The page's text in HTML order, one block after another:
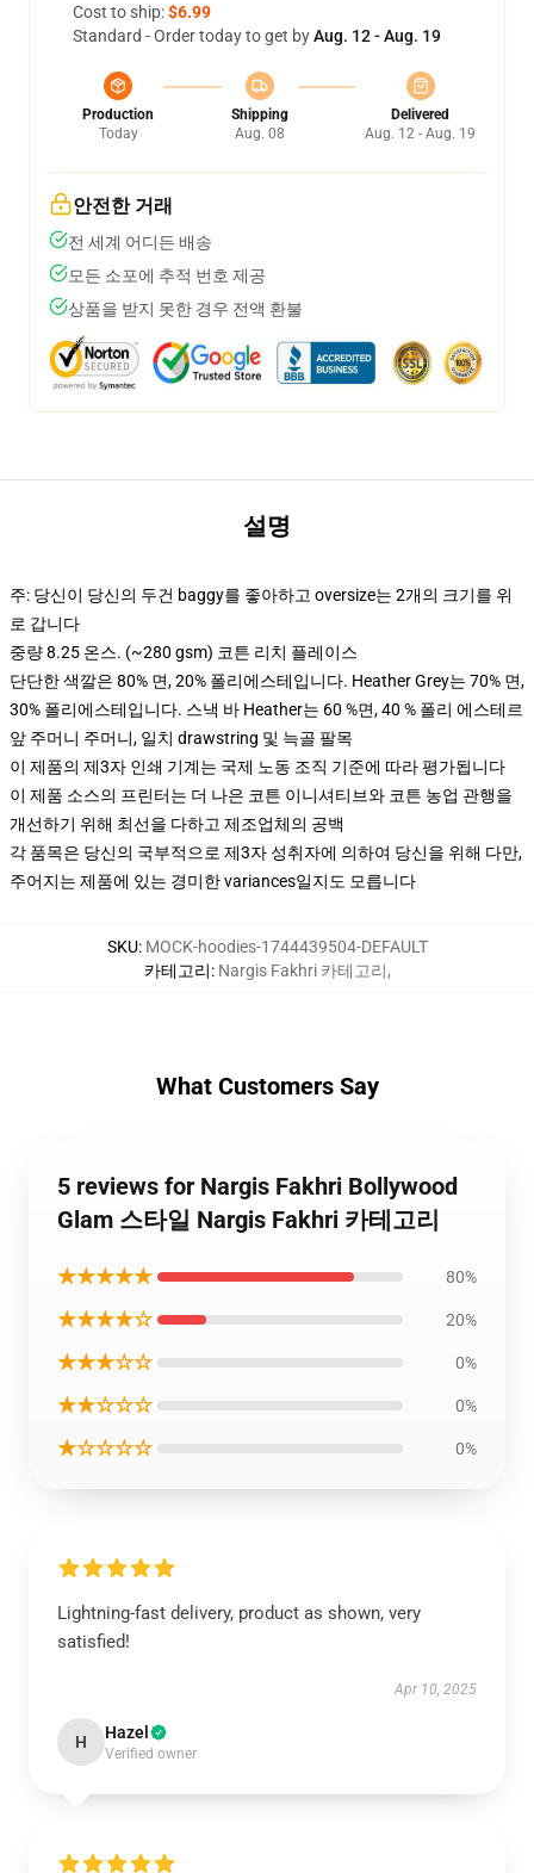
Cost to ship:$6.99
Standard - Order today to get byAug. 12 - Aug. 19
Production
Today
Shipping
Aug. 08
Delivered
Aug. 12 - Aug. 19
안전한 거래
전 세계 어디든 배송
모든 소포에 추적 번호 제공
상품을 받지 못한 경우 전액 환불
설명
주: 당신이 당신의 두건 baggy를 좋아하고 oversize는 2개의 크기를 위
로 갑니다
중량 8.25 온스. (~280 gsm) 코튼 리치 플레이스
단단한 색깔은 80% 면, 20% 폴리에스테입니다. Heather Grey는 70% 면,
30% 폴리에스테입니다. 스낵 바 Heather는 60 %면, 40 % 폴리 에스테르
앞 주머니 주머니, 일치 drawstring 및 늑골 팔목
이 제품의 제3자 인쇄 기계는 국제 노동 조직 기준에 따라 평가됩니다
이 제품 소스의 프린터는 더 나은 코튼 이니셔티브와 코튼 농업 관행을
개선하기 위해 최선을 다하고 제조업체의 공백
각 품목은 당신의 국부적으로 제3자 성취자에 의하여 당신을 위해 다만,
주어지는 제품에 있는 경미한 variances일지도 모릅니다
SKU: MOCK-hoodies-1744439504-DEFAULT
카테고리: Nargis Fakhri 카테고리,
What Customers Say
5 reviews for Nargis Fakhri Bollywood
Glam 스타일 Nargis Fakhri 카테고리
★★★★★ 80%
★★★★☆ 20%
★★★☆☆ 0%
★★☆☆☆ 0%
★☆☆☆☆ 0%
Lightning-fast delivery, product as shown, very
satisfied!
Apr 10, 2025
H Hazel
Verified owner